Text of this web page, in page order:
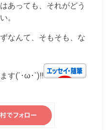
あっても、それがどう
。
なんて、そもそも、な
す(´･ω･`)!!